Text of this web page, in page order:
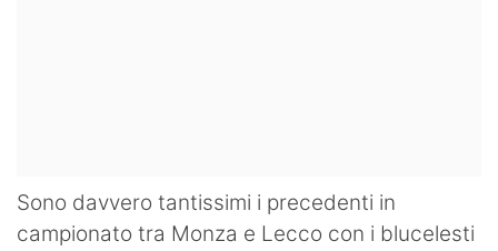
Sono davvero tantissimi i precedenti in
campionato tra Monza e Lecco con i blucelesti